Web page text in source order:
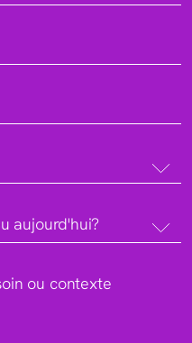
aujourd'hui?
ou contexte